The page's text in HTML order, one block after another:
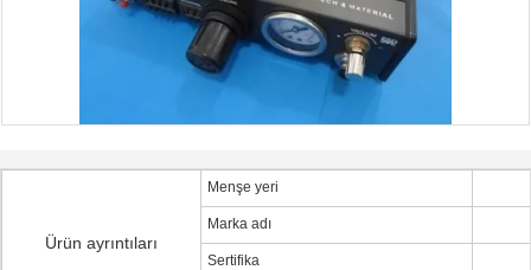
Ürün ayrıntıları
Menşe yeri
Marka adı
Sertifika